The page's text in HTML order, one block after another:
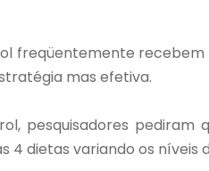
freqüentemente
mas efetiva.
pesquisadores pediram
dietas variando os níveis